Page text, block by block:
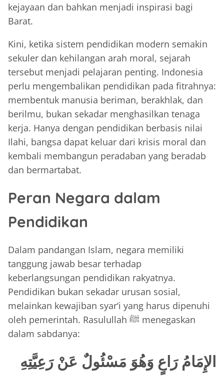
kejayaan dan bahkan menjadi inspirasi bagi
Barat.
Kini, ketika sistem pendidikan modern semakin
sekuler dan kehilangan arah moral, sejarah
tersebut menjadi pelajaran penting. Indonesia
perlu mengembalikan pendidikan pada fitrahnya:
membentuk manusia beriman, berakhlak, dan
berilmu, bukan sekadar menghasilkan tenaga
kerja. Hanya dengan pendidikan berbasis nilai
Ilahi, bangsa dapat keluar dari krisis moral dan
kembali membangun peradaban yang beradab
dan bermartabat.
Peran Negara dalam
Pendidikan
Dalam pandangan Islam, negara memiliki
tanggung jawab besar terhadap
keberlangsungan pendidikan rakyatnya.
Pendidikan bukan sekadar urusan sosial,
melainkan kewajiban syar‘i yang harus dipenuhi
oleh pemerintah. Rasulullah ﷺ menegaskan
dalam sabdanya:
الإِمَامُ رَاعٍ وَهُوَ مَسْئُولٌ عَنْ رَعِيَّتِهِ